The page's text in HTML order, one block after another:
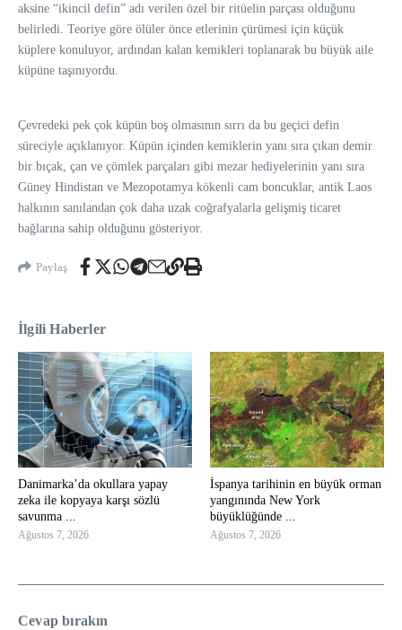
aksine “ikincil defin” adı verilen özel bir ritüelin parçası olduğunu
belirledi. Teoriye göre ölüler önce etlerinin çürümesi için küçük
küplere konuluyor, ardından kalan kemikleri toplanarak bu büyük aile
küpüne taşınıyordu.
Çevredeki pek çok küpün boş olmasının sırrı da bu geçici defin
süreciyle açıklanıyor. Küpün içinden kemiklerin yanı sıra çıkan demir
bir bıçak, çan ve çömlek parçaları gibi mezar hediyelerinin yanı sıra
Güney Hindistan ve Mezopotamya kökenli cam boncuklar, antik Laos
halkının sanılandan çok daha uzak coğrafyalarla gelişmiş ticaret
bağlarına sahip olduğunu gösteriyor.
Paylaş
İlgili Haberler
Danimarka’da okullara yapay
zeka ile kopyaya karşı sözlü
savunma ...
Ağustos 7, 2026
İspanya tarihinin en büyük orman
yangınında New York
büyüklüğünde ...
Ağustos 7, 2026
Cevap bırakın